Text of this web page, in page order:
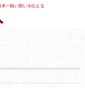
一熱い想いを伝える